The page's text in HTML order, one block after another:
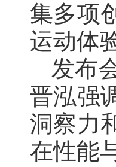
集多项
运动体
发布
晋泓强
洞察力
在性能